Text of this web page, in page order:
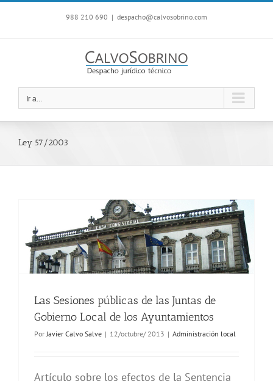
contenido
988 210 690 | despacho@calvosobrino.com
Ir a...
Ley 57/2003
Las Sesiones públicas de las Juntas de
Gobierno Local de los Ayuntamientos
PorJavier Calvo Salve | 12/octubre/ 2013 | Administración local
Artículo sobre los efectos de la Sentencia